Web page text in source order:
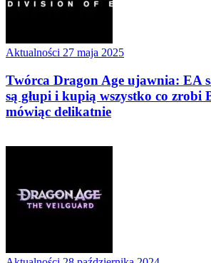
Aktualności 27 maja 2025
Twórca Dragon Age ujawnia: EA
są głupi i kupią wszystko co zrobi
mówiąc delikatnie